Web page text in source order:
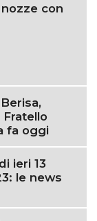
con
fa oggi
ieri 13
le news